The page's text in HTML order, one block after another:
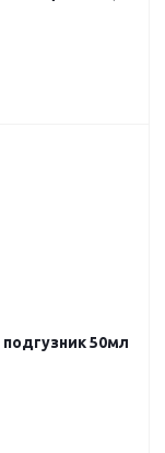
50мл